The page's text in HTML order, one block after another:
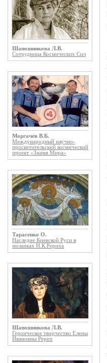
Шапошникова Л.В.
Сотрудница Космических Сил
Моргачев В.Б.
Международный научно-
просветительский космический
проект «Знамя Мира»
Тарасенко О.
Наследие Киевской Руси в
мозаиках Н.К.Рериха
Шапошникова Л.В.
Героическое творчество Елены
Ивановны Рерих